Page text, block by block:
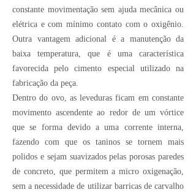
constante movimentação sem ajuda mecânica ou
elétrica e com mínimo contato com o oxigênio.
Outra vantagem adicional é a manutenção da
baixa temperatura, que é uma característica
favorecida pelo cimento especial utilizado na
fabricação da peça.
Dentro do ovo, as leveduras ficam em constante
movimento ascendente ao redor de um vórtice
que se forma devido a uma corrente interna,
fazendo com que os taninos se tornem mais
polidos e sejam suavizados pelas porosas paredes
de concreto, que permitem a micro oxigenação,
sem a necessidade de utilizar barricas de carvalho